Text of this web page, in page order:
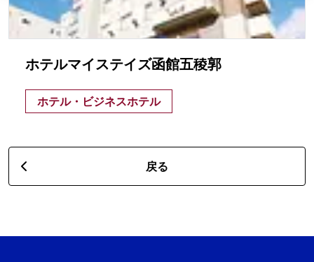
ホテルマイステイズ函館五稜郭
ホテル・ビジネスホテル
戻る